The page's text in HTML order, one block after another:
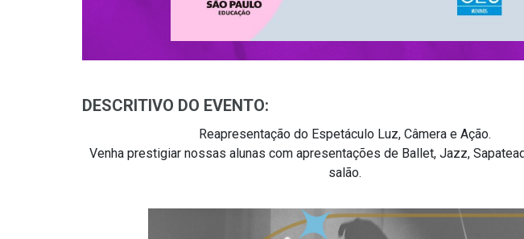
DESCRITIVO DO EVENTO:
Reapresentação do Espetáculo Luz, Câmera e Ação.
Venha prestigiar nossas alunas com apresentações de Ballet, Jazz,
salão.